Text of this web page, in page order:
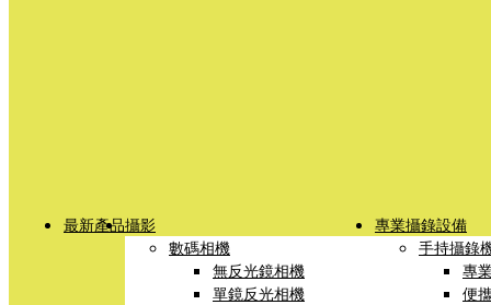
最新產品攝影
數碼相機
無反光鏡相機
單鏡反光相機
專業攝錄設備
手持攝錄
專
便